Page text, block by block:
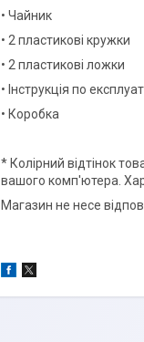
• Чайник
• 2 пластикові кружки
• 2 пластикові ложки
• Інструкція по
• Коробка
* Колірний відтінок
вашого комп'ютера.
Магазин не несе